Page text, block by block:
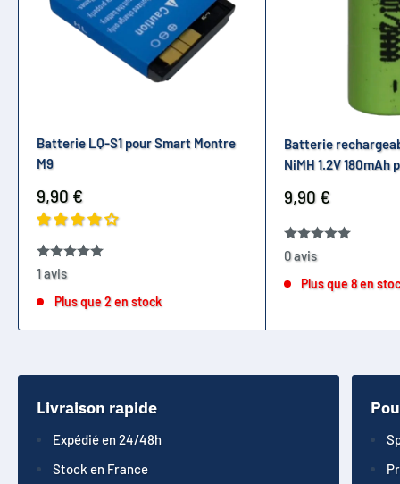
Batterie LQ-S1 pour Smart Montre
M9
Prix
réduit
9,90 €
1 avis
Plus que 2 en stock
Batterie
NiMH 1.2V 180mAh
Prix
réduit
9,90 €
0 avis
Plus que 8 en
Livraison rapide
Expédié en 24/48h
Stock en France